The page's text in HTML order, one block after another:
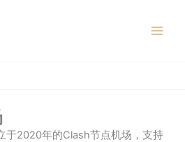
于2020年的Clash节点机场，支持